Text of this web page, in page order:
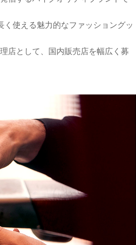
使える魅力的なファッショングッ
店として、国内販売店を幅広く募